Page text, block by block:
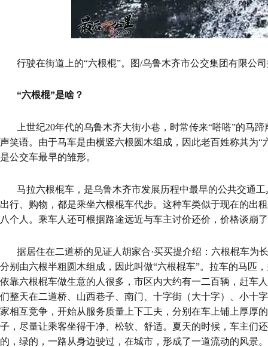
行驶在街道上的“六根棍”。图/乌鲁木齐市公交集团有限公
“六根棍”是啥？
上世纪20年代的乌鲁木齐大街小巷，时常传来“嗒嗒”的马
声笑语。由于马车是由横竖六根圆木组成，因此老百姓称其为“
是公交车最早的雏形。
马拉六根棍车，是乌鲁木齐市发展历程中最早的公共交通
出行、购物，都是乘坐六根棍车代步。这种车类似于现在的出
八个人。乘车人还可根据路途远近与车主讨价还价，价格谈崩
据居住在二道桥的见证人胡家合·买买提介绍：六根棍车为
分别由六根半粗圆木组成，因此叫做“六根棍车”。拉车的马匹
依靠六根棍车做生意的人很多，市区内大约有一二百辆，赶车
们整天在二道桥、山西巷子、南门、十字街（大十字）、小十
家相互竞争，开始从服务质量上下工夫，分别在车上铺上厚厚
子，尽量让乘客坐得干净、松软、舒适。夏天的时候，车主们
的，绿的，一路从身边驶过，在城市，形成了一道流动的风景。